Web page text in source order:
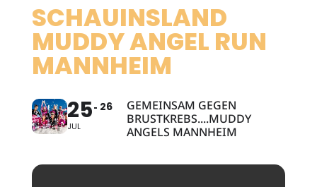
SCHAUINSLAND
MUDDY ANGEL RUN
MANNHEIM
25
JUL
26
GEMEINSAM GEGEN
BRUSTKREBS....MUDDY
ANGELS MANNHEIM